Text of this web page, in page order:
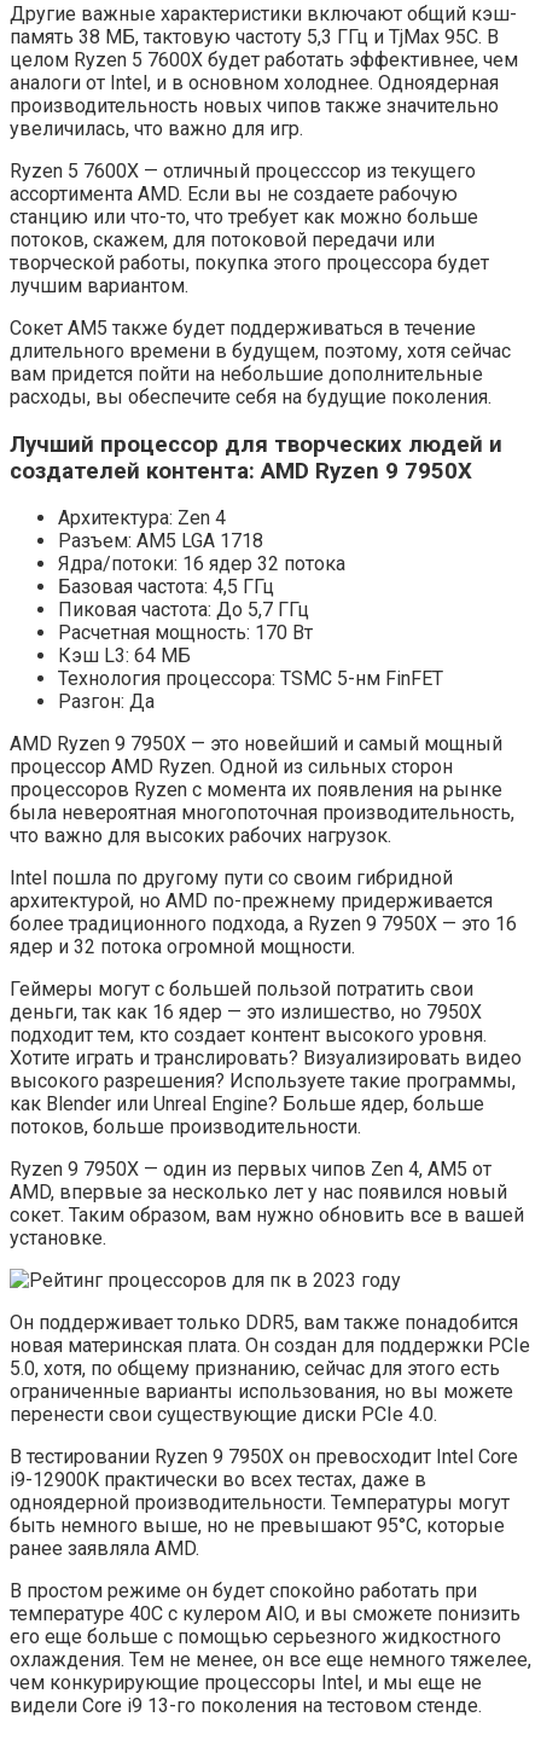
Другие важные характеристики включают общий кэш-
память 38 МБ, тактовую частоту 5,3 ГГц и TjMax 95C. В
целом Ryzen 5 7600X будет работать эффективнее, чем
аналоги от Intel, и в основном холоднее. Одноядерная
производительность новых чипов также значительно
увеличилась, что важно для игр.
Ryzen 5 7600X — отличный процесссор из текущего
ассортимента AMD. Если вы не создаете рабочую
станцию ​​или что-то, что требует как можно больше
потоков, скажем, для потоковой передачи или
творческой работы, покупка этого процессора будет
лучшим вариантом.
Сокет AM5 также будет поддерживаться в течение
длительного времени в будущем, поэтому, хотя сейчас
вам придется пойти на небольшие дополнительные
расходы, вы обеспечите себя на будущие поколения.
Лучший процессор для творческих людей и
создателей контента: AMD Ryzen 9 7950X
Архитектура: Zen 4
Разъем: AM5 LGA 1718
Ядра/потоки: 16 ядер 32 потока
Базовая частота: 4,5 ГГц
Пиковая частота: До 5,7 ГГц
Расчетная мощность: 170 Вт
Кэш L3: 64 МБ
Технология процессора: TSMC 5-нм FinFET
Разгон: Да
AMD Ryzen 9 7950X — это новейший и самый мощный
процессор AMD Ryzen. Одной из сильных сторон
процессоров Ryzen с момента их появления на рынке
была невероятная многопоточная производительность,
что важно для высоких рабочих нагрузок.
Intel пошла по другому пути со своим гибридной
архитектурой, но AMD по-прежнему придерживается
более традиционного подхода, а Ryzen 9 7950X — это 16
ядер и 32 потока огромной мощности.
Геймеры могут с большей пользой потратить свои
деньги, так как 16 ядер — это излишество, но 7950X
подходит тем, кто создает контент высокого уровня.
Хотите играть и транслировать? Визуализировать видео
высокого разрешения? Используете такие программы,
как Blender или Unreal Engine? Больше ядер, больше
потоков, больше производительности.
Ryzen 9 7950X — один из первых чипов Zen 4, AM5 от
AMD, впервые за несколько лет у нас появился новый
сокет. Таким образом, вам нужно обновить все в вашей
установке.
Он поддерживает только DDR5, вам также понадобится
новая материнская плата. Он создан для поддержки PCIe
5.0, хотя, по общему признанию, сейчас для этого есть
ограниченные варианты использования, но вы можете
перенести свои существующие диски PCIe 4.0.
В тестировании Ryzen 9 7950X он превосходит Intel Core
i9-12900K практически во всех тестах, даже в
одноядерной производительности. Температуры могут
быть немного выше, но не превышают 95°C, которые
ранее заявляла AMD.
В простом режиме он будет спокойно работать при
температуре 40C с кулером AIO, и вы сможете понизить
его еще больше с помощью серьезного жидкостного
охлаждения. Тем не менее, он все еще немного тяжелее,
чем конкурирующие процессоры Intel, и мы еще не
видели Core i9 13-го поколения на тестовом стенде.